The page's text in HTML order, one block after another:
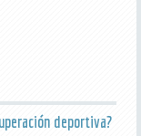
deportiva?